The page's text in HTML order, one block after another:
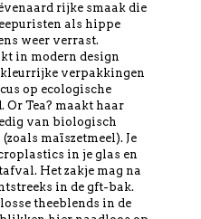
rijke smaak die
als hippe
weer verrast.
in modern design
verpakkingen
op ecologische
Tea? maakt haar
van biologisch
maïszetmeel). Je
in je glas en
Het zakje mag na
in de gft-bak.
theeblends in de